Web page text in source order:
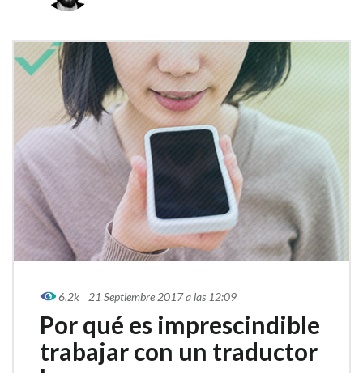
6.2k 21 Septiembre 2017 a las 12:09
Por qué es imprescindible
trabajar con un traductor